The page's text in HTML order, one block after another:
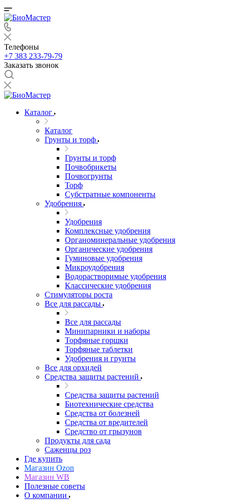
Телефоны
+7 383 233-79-79
Заказать звонок
Каталог
Каталог
Грунты и торф
Грунты и торф
Почвобрикеты
Почвогрунты
Торф
Субстратные компоненты
Удобрения
Удобрения
Комплексные удобрения
Органоминеральные удобрения
Органические удобрения
Гуминовые удобрения
Микроудобрения
Водорастворимые удобрения
Классические удобрения
Стимуляторы роста
Все для рассады
Все для рассады
Минипарники и наборы
Торфяные горшки
Торфяные таблетки
Удобрения и грунты
Все для орхидей
Средства защиты растений
Средства защиты растений
Биотехнические средства
Средства от болезней
Средства от вредителей
Средство от грызунов
Продукты для сада
Саженцы роз
Где купить
Магазин Ozon
Магазин WB
Полезные советы
О компании